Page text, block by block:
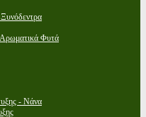
Φυτά
- Νάνα